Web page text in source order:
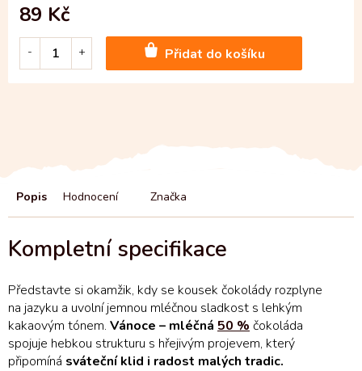
89 Kč
Přidat do košíku
Popis Hodnocení Značka
Představte si okamžik, kdy se kousek čokolády rozplyne
na jazyku a uvolní jemnou mléčnou sladkost s lehkým
kakaovým tónem. Vánoce – mléčná 50 % čokoláda
spojuje hebkou strukturu s hřejivým projevem, který
připomíná sváteční klid i radost malých tradic.